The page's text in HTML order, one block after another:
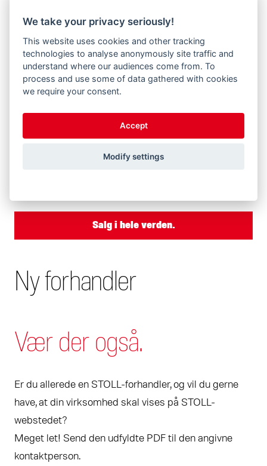
Salg i hele verden.
Salg i hele verden.
Ny forhandler
Vær der også.
Er du allerede en STOLL-forhandler, og vil du gerne
have, at din virksomhed skal vises på STOLL-
webstedet?
Meget let! Send den udfyldte PDF til den angivne
kontaktperson.
We take your privacy seriously!
This website uses cookies and other tracking
technologies to analyse anonymously site traffic and
understand where our audiences come from. To
process and use some of data gathered with cookies
we require your consent.
Accept
Modify settings